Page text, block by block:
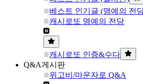
베스트 인기글 (명예의 전
캐시로또 명예의 전당
캐시로또 인증&수다
Q&A게시판
위고비/마운자로 Q&A